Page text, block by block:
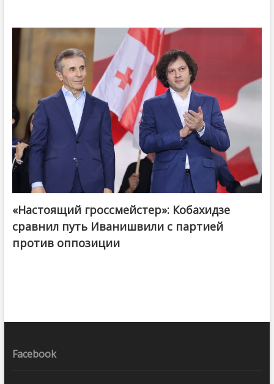
@ქართული ოცნება / Georgian Dream
«Настоящий гроссмейстер»: Кобахидзе
сравнил путь Иванишвили с партией
против оппозиции
Facebook